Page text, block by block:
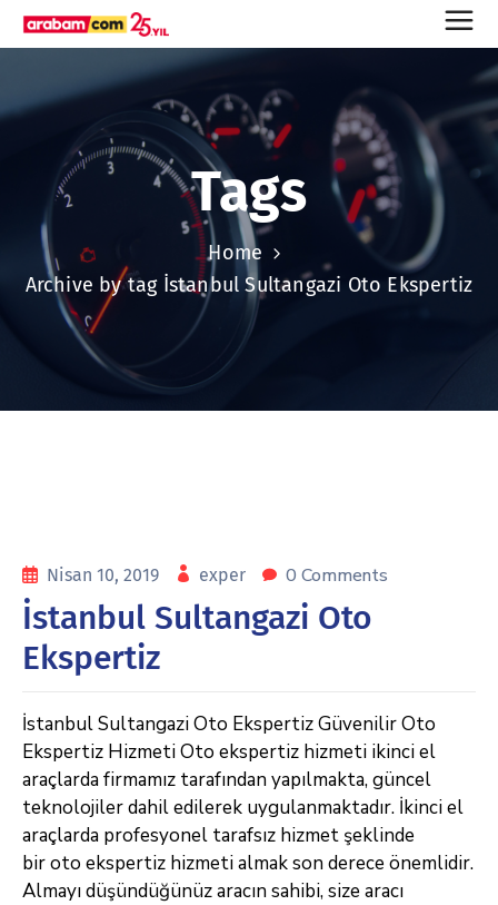
Tags
Home
Archive by tag İstanbul Sultangazi Oto Ekspertiz
Nisan 10, 2019 exper 0 Comments
İstanbul Sultangazi Oto
Ekspertiz
İstanbul Sultangazi Oto Ekspertiz Güvenilir Oto
Ekspertiz Hizmeti Oto ekspertiz hizmeti ikinci el
araçlarda firmamız tarafından yapılmakta, güncel
teknolojiler dahil edilerek uygulanmaktadır. İkinci el
araçlarda profesyonel tarafsız hizmet şeklinde
bir oto ekspertiz hizmeti almak son derece önemlidir.
Almayı düşündüğünüz aracın sahibi, size aracı